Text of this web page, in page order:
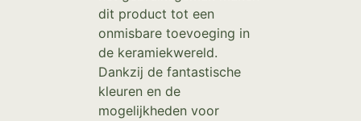
dit product tot een
onmisbare toevoeging in
de keramiekwereld.
Dankzij de fantastische
kleuren en de
mogelijkheden voor